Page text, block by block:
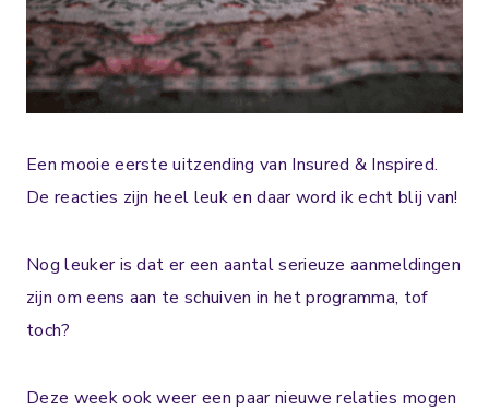
Een mooie eerste uitzending van Insured & Inspired.
De reacties zijn heel leuk en daar word ik echt blij van!⁣
Nog leuker is dat er een aantal serieuze aanmeldingen
zijn om eens aan te schuiven in het programma, tof
toch?⁣
Deze week ook weer een paar nieuwe relaties mogen